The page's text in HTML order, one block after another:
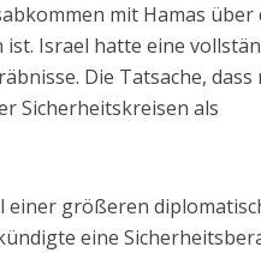
mit Hamas über
Israel hatte eine
Die Tatsache, dass
Sicherheitskreisen als
einer größeren
eine